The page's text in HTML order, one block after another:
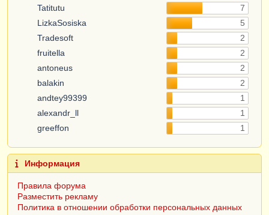
Tatitutu
7
LizkaSosiska
5
Tradesoft
2
fruitella
2
antoneus
2
balakin
2
andtey99399
1
alexandr_ll
1
greeffon
1
Информация
Правила форума
Разместить рекламу
Политика в отношении обработки персональных данных